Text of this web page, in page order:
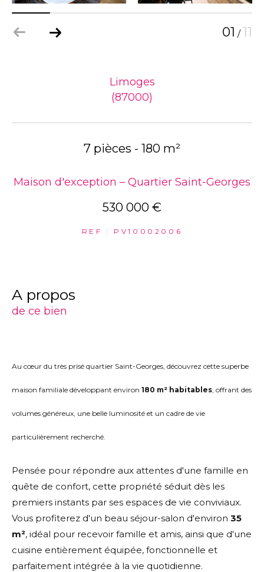
01 /11
Limoges
(87000)
7 pièces - 180 m²
Maison d'exception – Quartier Saint-Georges
530 000 €
REF : PV10002006
a propos
de ce bien
Au cœur du très prisé quartier Saint-Georges, découvrez cette superbe
maison familiale développant environ 180 m² habitables , offrant des
volumes généreux, une belle luminosité et un cadre de vie
particulièrement recherché.
Pensée pour répondre aux attentes d'une famille en
quête de confort, cette propriété séduit dès les
premiers instants par ses espaces de vie conviviaux.
Vous profiterez d'un beau séjour-salon d'environ 35
m², idéal pour recevoir famille et amis, ainsi que d'une
cuisine entièrement équipée, fonctionnelle et
parfaitement intégrée à la vie quotidienne.